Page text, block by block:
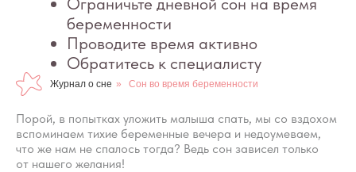
Журнал о сне » Сон во время беременности
Порой, в попытках уложить малыша спать, мы со вздохом
вспоминаем тихие беременные вечера и недоумеваем,
что же нам не спалось тогда? Ведь сон зависел только
от нашего желания!